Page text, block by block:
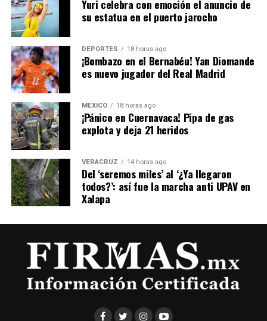
Yuri celebra con emoción el anuncio de
su estatua en el puerto jarocho
DEPORTES 18 horas ago
​¡Bombazo en el Bernabéu! Yan Diomande
es nuevo jugador del Real Madrid
MÉXICO 18 horas ago
¡Pánico en Cuernavaca! Pipa de gas
explota y deja 21 heridos
VERACRUZ 14 horas ago
Del ‘seremos miles’ al ‘¿Ya llegaron
todos?’: así fue la marcha anti UPAV en
Xalapa